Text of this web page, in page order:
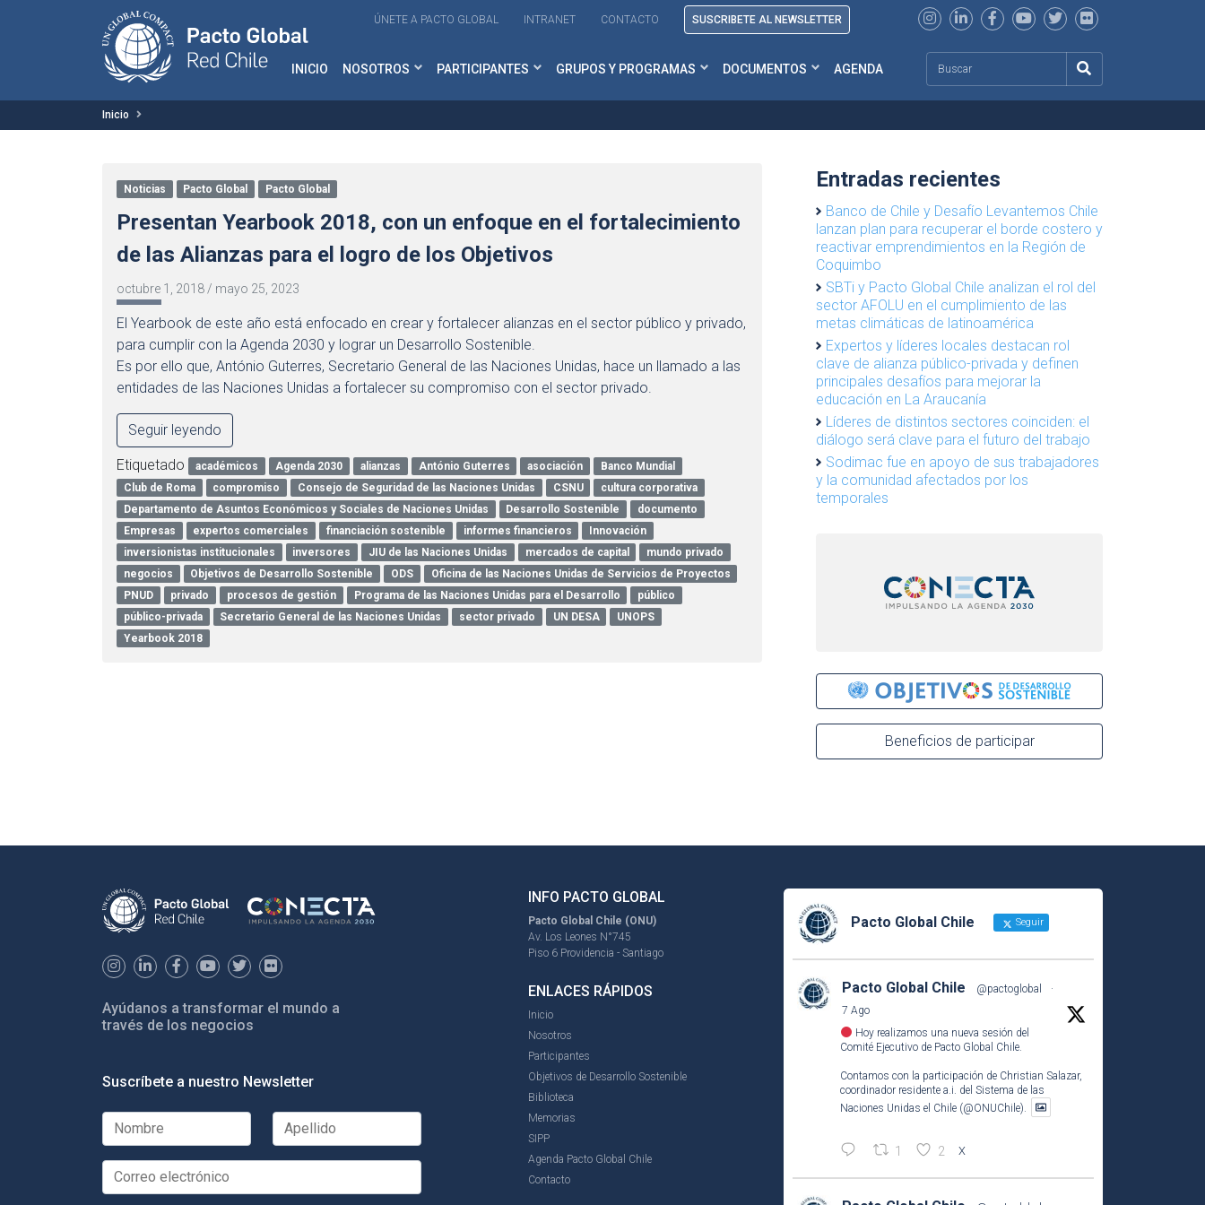
ÚNETE A PACTO GLOBAL INTRANET CONTACTO SUSCRIBETE AL NEWSLETTER
INICIO NOSOTROS PARTICIPANTES GRUPOS Y PROGRAMAS DOCUMENTOS AGENDA
Inicio
Noticias Pacto Global Pacto Global
Presentan Yearbook 2018, con un enfoque en el fortalecimiento
de las Alianzas para el logro de los Objetivos
octubre 1, 2018 / mayo 25, 2023
El Yearbook de este año está enfocado en crear y fortalecer alianzas en el sector público y privado,
para cumplir con la Agenda 2030 y lograr un Desarrollo Sostenible.
Es por ello que, António Guterres, Secretario General de las Naciones Unidas, hace un llamado a las
entidades de las Naciones Unidas a fortalecer su compromiso con el sector privado.
Seguir leyendo
Etiquetado académicos Agenda 2030 alianzas António Guterres asociación
Banco Mundial
Club de Roma
compromiso Consejo de Seguridad de las Naciones Unidas CSNU
cultura corporativa
Departamento de Asuntos Económicos y Sociales de Naciones Unidas
Desarrollo Sostenible
documento
Empresas
expertos comerciales financiación sostenible informes financieros
Innovación
inversionistas institucionales
inversores JIU de las Naciones Unidas mercados de capital
mundo privado
negocios
Objetivos de Desarrollo Sostenible ODS
Oficina de las Naciones Unidas de Servicios de Proyectos
PNUD
privado procesos de gestión Programa de las Naciones Unidas para el Desarrollo
público
público-privada
Secretario General de las Naciones Unidas sector privado UN DESA
UNOPS
Yearbook 2018
Entradas recientes
Banco de Chile y Desafío Levantemos Chile
lanzan plan para recuperar el borde costero y
reactivar emprendimientos en la Región de
Coquimbo
SBTi y Pacto Global Chile analizan el rol del
sector AFOLU en el cumplimiento de las
metas climáticas de latinoamérica
Expertos y líderes locales destacan rol
clave de alianza público-privada y definen
principales desafíos para mejorar la
educación en La Araucanía
Líderes de distintos sectores coinciden: el
diálogo será clave para el futuro del trabajo
Sodimac fue en apoyo de sus trabajadores
y la comunidad afectados por los
temporales
Beneficios de participar
Ayúdanos a transformar el mundo a
través de los negocios
Suscríbete a nuestro Newsletter
INFO PACTO GLOBAL
Pacto Global Chile (ONU)
Av. Los Leones N°745
Piso 6 Providencia - Santiago
ENLACES RÁPIDOS
Inicio
Nosotros
Participantes
Objetivos de Desarrollo Sostenible
Biblioteca
Memorias
SIPP
Agenda Pacto Global Chile
Contacto
Pacto Global Chile Seguir
Pacto Global Chile @pactoglobal
·
7 Ago
Hoy realizamos una nueva sesión del
Comité Ejecutivo de Pacto Global Chile.
Contamos con la participación de Christian Salazar,
coordinador residente a.i. del Sistema de las
Naciones Unidas el Chile (@ONUChile).
1 2 X